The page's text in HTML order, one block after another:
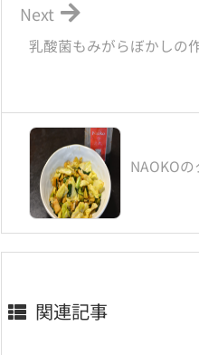
乳酸菌もみがらぼかしの
Next
NAOKO
関連記事